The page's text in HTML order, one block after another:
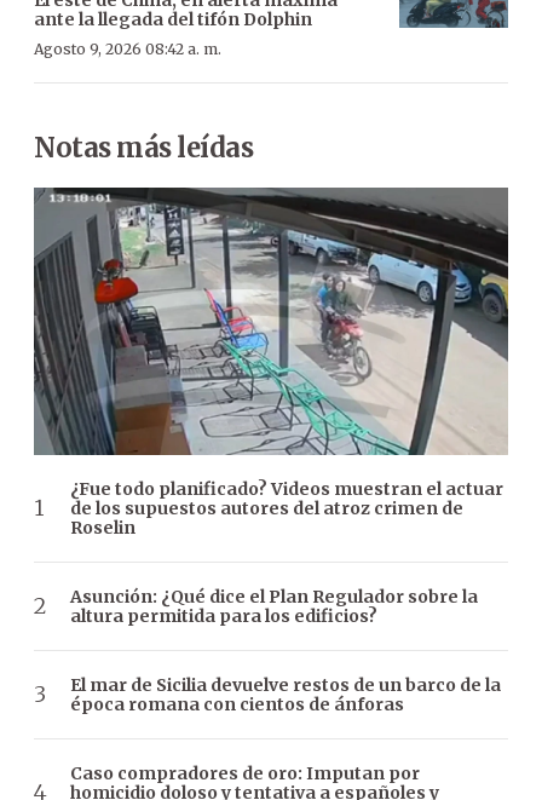
ante la llegada del tifón Dolphin
Agosto 9, 2026 08:42 a. m.
Notas más leídas
¿Fue todo planificado? Videos muestran el actuar
de los supuestos autores del atroz crimen de
Roselin
Asunción: ¿Qué dice el Plan Regulador sobre la
altura permitida para los edificios?
El mar de Sicilia devuelve restos de un barco de la
época romana con cientos de ánforas
Caso compradores de oro: Imputan por
homicidio doloso y tentativa a españoles y